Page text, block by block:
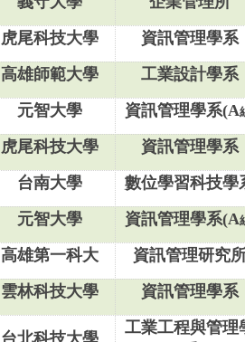
虎尾科技大學
資訊管理學系
高雄師範大學
工業設計學系
元智大學 資訊管理學系(A
虎尾科技大學
資訊管理學系
台南大學
數位學習科技學
元智大學 資訊管理學系(A
高雄第一科大
資訊管理研究
雲林科技大學 資訊管理學系
工業工程與管理